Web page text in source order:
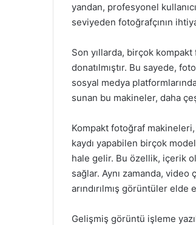
yandan, profesyonel
seviyeden fotoğrafçının
Son yıllarda, birçok
donatılmıştır. Bu sayede,
sosyal medya
sunan bu makineler, daha
Kompakt fotoğraf
kaydı yapabilen birçok
hale gelir. Bu özellik, içerik
sağlar. Aynı zamanda,
arındırılmış görüntüler
Gelişmiş görüntü işleme